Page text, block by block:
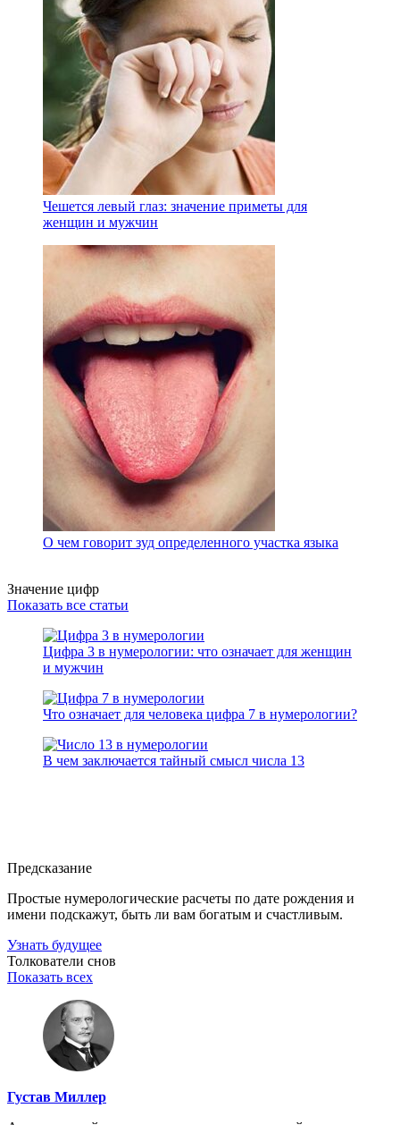
Чешется левый глаз: значение приметы для
женщин и мужчин
О чем говорит зуд определенного участка языка
Значение цифр
Показать все статьи
Цифра 3 в нумерологии: что означает для женщин
и мужчин
Что означает для человека цифра 7 в нумерологии?
В чем заключается тайный смысл числа 13
Предсказание
Простые нумерологические расчеты по дате рождения и
имени подскажут, быть ли вам богатым и счастливым.
Узнать будущее
Толкователи снов
Показать всех
Густав Миллер